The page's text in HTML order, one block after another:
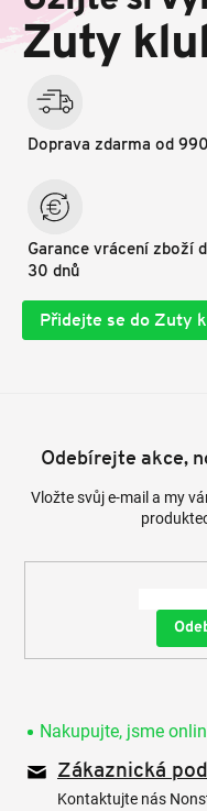
í
Zuty
Doprava zdarma od
Garance vrácení zboží
30 dnů
Přidejte se do Zuty
Odebírejte akce,
Vložte svůj e-mail a my
Nakupujte, jsme
Zákaznická
Kontaktujte nás